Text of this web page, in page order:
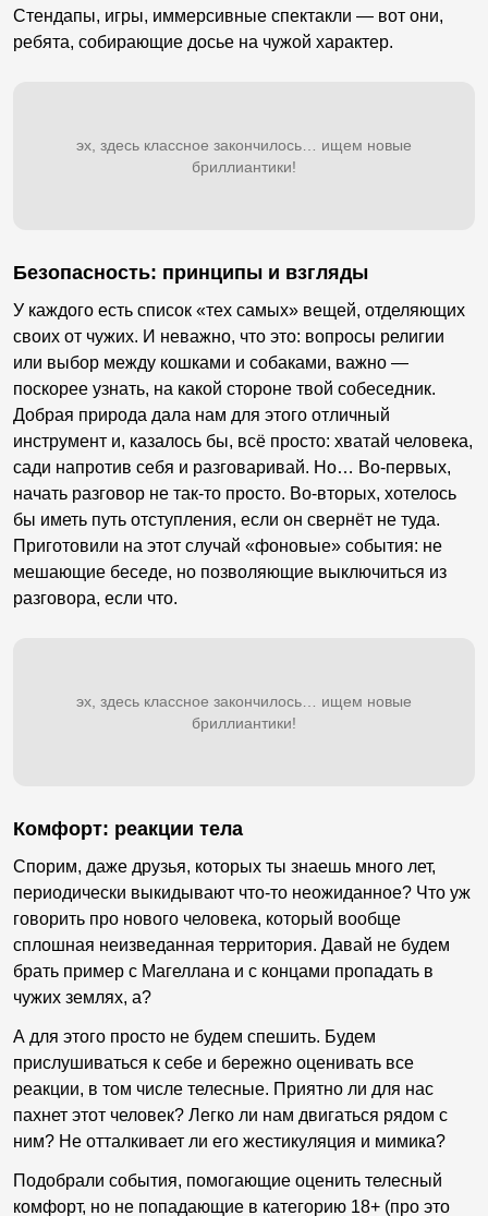
Стендапы, игры, иммерсивные спектакли — вот они,
ребята, собирающие досье на чужой характер.
эх, здесь классное закончилось… ищем новые
бриллиантики!
Безопасность: принципы и взгляды
У каждого есть список «тех самых» вещей, отделяющих
своих от чужих. И неважно, что это: вопросы религии
или выбор между кошками и собаками, важно —
поскорее узнать, на какой стороне твой собеседник.
Добрая природа дала нам для этого отличный
инструмент и, казалось бы, всё просто: хватай человека,
сади напротив себя и разговаривай. Но… Во-первых,
начать разговор не так-то просто. Во-вторых, хотелось
бы иметь путь отступления, если он свернёт не туда.
Приготовили на этот случай «фоновые» события: не
мешающие беседе, но позволяющие выключиться из
разговора, если что.
эх, здесь классное закончилось… ищем новые
бриллиантики!
Комфорт: реакции тела
Спорим, даже друзья, которых ты знаешь много лет,
периодически выкидывают что-то неожиданное? Что уж
говорить про нового человека, который вообще
сплошная неизведанная территория. Давай не будем
брать пример с Магеллана и с концами пропадать в
чужих землях, а?
А для этого просто не будем спешить. Будем
прислушиваться к себе и бережно оценивать все
реакции, в том числе телесные. Приятно ли для нас
пахнет этот человек? Легко ли нам двигаться рядом с
ним? Не отталкивает ли его жестикуляция и мимика?
Подобрали события, помогающие оценить телесный
комфорт, но не попадающие в категорию 18+ (про это